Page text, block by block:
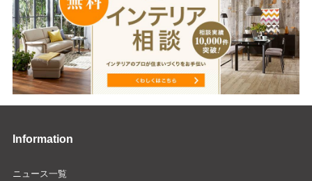
Information
ニュース一覧